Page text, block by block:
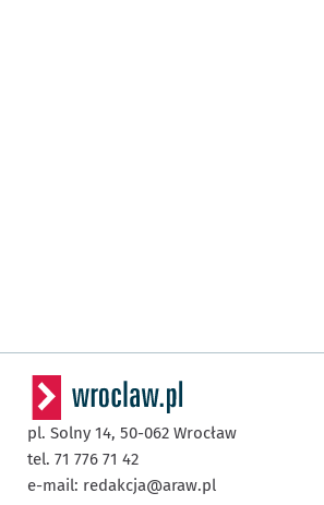
pl. Solny 14, 50-062 Wrocław
tel. 71 776 71 42
e-mail: redakcja@araw.pl